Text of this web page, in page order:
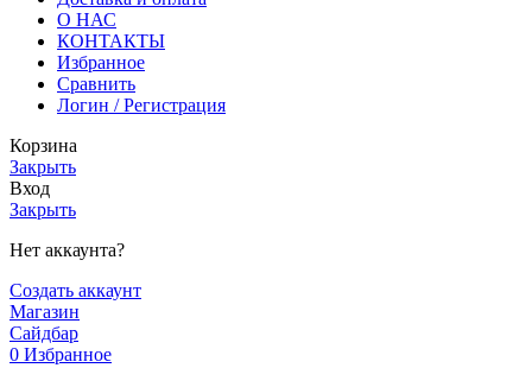
О НАС
КОНТАКТЫ
Избранное
Сравнить
Логин / Регистрация
Корзина
Закрыть
Вход
Закрыть
Нет аккаунта?
Создать аккаунт
Магазин
Сайдбар
0 Избранное